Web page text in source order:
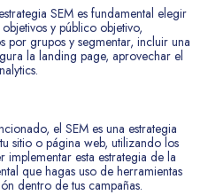
SEM es fundamental elegir
y público objetivo,
por grupos y segmentar, incluir una
la landing page, aprovechar el
el SEM es una estrategia
sitio o página web, utilizando los
esta estrategia de la
que hagas uso de herramientas
dentro de tus campañas.